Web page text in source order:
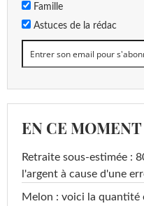
Famille
Astuces de la rédac
EN CE MOMENT
Retraite sous-estimée :
l'argent à cause d'une
Melon : voici la quantité